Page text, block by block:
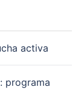
activa
programa